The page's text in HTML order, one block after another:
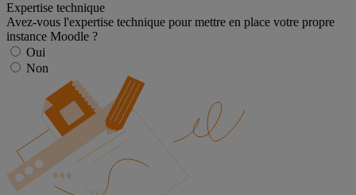
Expertise technique
Avez-vous l'expertise technique pour mettre en place votre propre
instance Moodle ?
Oui
Non